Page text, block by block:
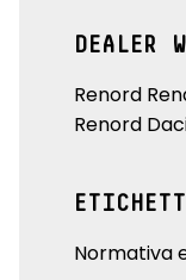
DEALER
Renord
Renord
Normativa